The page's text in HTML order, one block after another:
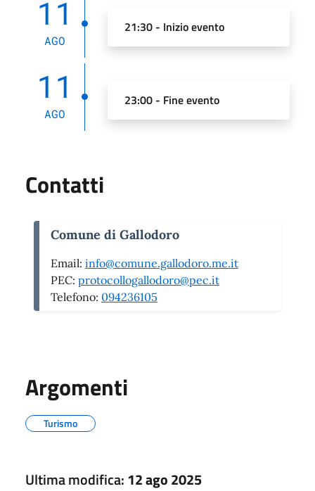
11
AGO
21:30 - Inizio evento
11
AGO
23:00 - Fine evento
Contatti
Comune di Gallodoro
Email: info@comune.gallodoro.me.it
PEC: protocollogallodoro@pec.it
Telefono: 094236105
Argomenti
Turismo
Ultima modifica:12 ago 2025